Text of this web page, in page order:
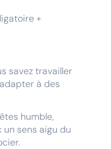
+
savez travailler
à des
humble,
sens aigu du